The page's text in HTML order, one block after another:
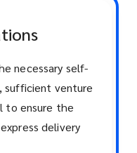
necessary self-
sufficient venture
to ensure the
delivery